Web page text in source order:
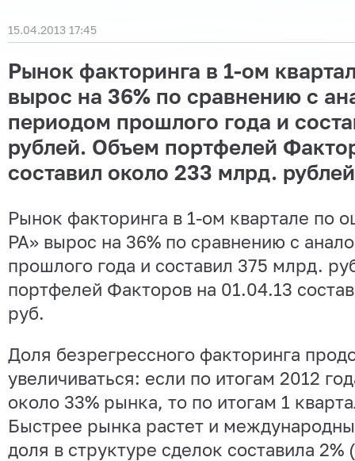
15.04.2013 17:45
Рынок факторинга в 1-ом
вырос на 36% по сравнению с
периодом прошлого года и
рублей. Объем портфелей
составил около 233 млрд.
Рынок факторинга в 1-ом квартале по
РА» вырос на 36% по сравнению с
прошлого года и составил 375 млрд.
портфелей Факторов на 01.04.13
руб.
Доля безрегрессного факторинга
увеличиваться: если по итогам 2012
около 33% рынка, то по итогам 1
Быстрее рынка растет и
доля в структуре сделок составила 2%